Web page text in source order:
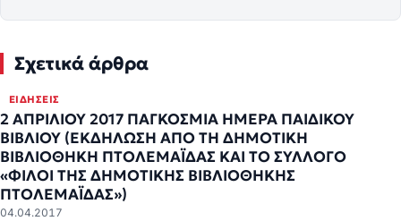
Σχετικά άρθρα
ΕΙΔΉΣΕΙΣ
2 ΑΠΡΙΛΙΟΥ 2017 ΠΑΓΚΟΣΜΙΑ ΗΜΕΡΑ ΠΑΙΔΙΚΟΥ
ΒΙΒΛΙΟΥ (ΕΚΔΗΛΩΣΗ ΑΠΟ ΤΗ ΔΗΜΟΤΙΚΗ
ΒΙΒΛΙΟΘΗΚΗ ΠΤΟΛΕΜΑΪΔΑΣ ΚΑΙ ΤΟ ΣΥΛΛΟΓΟ
«ΦΙΛΟΙ ΤΗΣ ΔΗΜΟΤΙΚΗΣ ΒΙΒΛΙΟΘΗΚΗΣ
ΠΤΟΛΕΜΑΪΔΑΣ»)
04.04.2017